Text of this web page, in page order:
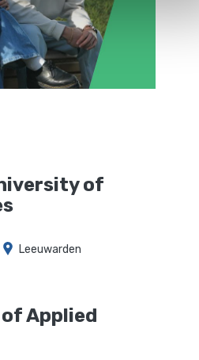
of
Leeuwarden
Applied